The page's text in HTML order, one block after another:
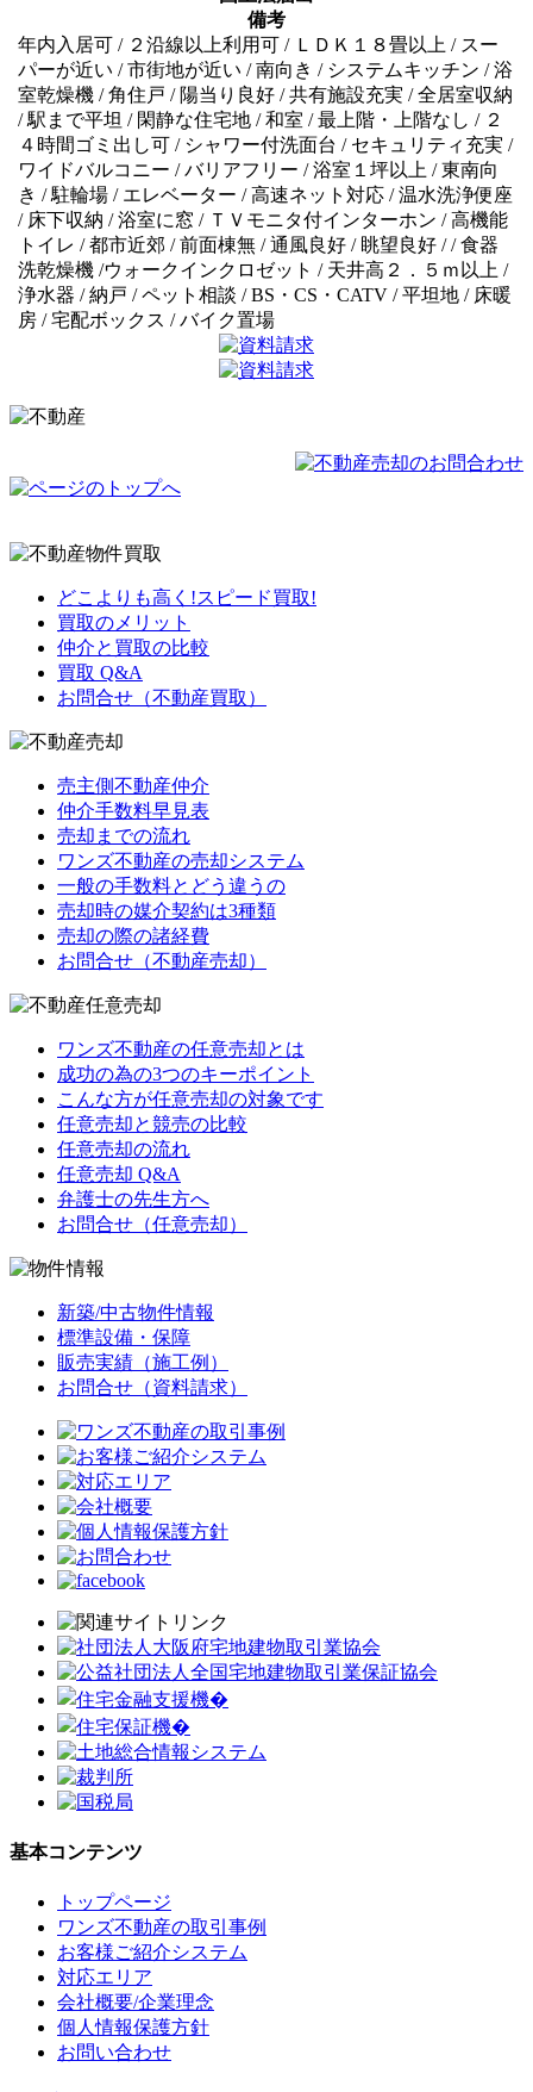
備考
年内入居可 / ２沿線以上利用可 / ＬＤＫ１８畳以上 / スー
パーが近い / 市街地が近い / 南向き / システムキッチン / 浴
室乾燥機 / 角住戸 / 陽当り良好 / 共有施設充実 / 全居室収納
/ 駅まで平坦 / 閑静な住宅地 / 和室 / 最上階・上階なし / ２
４時間ゴミ出し可 / シャワー付洗面台 / セキュリティ充実 /
ワイドバルコニー / バリアフリー / 浴室１坪以上 / 東南向
き / 駐輪場 / エレベーター / 高速ネット対応 / 温水洗浄便座
/ 床下収納 / 浴室に窓 / ＴＶモニタ付インターホン / 高機能
トイレ / 都市近郊 / 前面棟無 / 通風良好 / 眺望良好 / / 食器
洗乾燥機 /ウォークインクロゼット / 天井高２．５ｍ以上 /
浄水器 / 納戸 / ペット相談 / BS・CS・CATV / 平坦地 / 床暖
房 / 宅配ボックス / バイク置場
どこよりも高く!スピード買取!
買取のメリット
仲介と買取の比較
買取 Q&A
お問合せ（不動産買取）
売主側不動産仲介
仲介手数料早見表
売却までの流れ
ワンズ不動産の売却システム
一般の手数料とどう違うの
売却時の媒介契約は3種類
売却の際の諸経費
お問合せ（不動産売却）
ワンズ不動産の任意売却とは
成功の為の3つのキーポイント
こんな方が任意売却の対象です
任意売却と競売の比較
任意売却の流れ
任意売却 Q&A
弁護士の先生方へ
お問合せ（任意売却）
新築/中古物件情報
標準設備・保障
販売実績（施工例）
お問合せ（資料請求）
基本コンテンツ
トップページ
ワンズ不動産の取引事例
お客様ご紹介システム
対応エリア
会社概要/企業理念
個人情報保護方針
お問い合わせ